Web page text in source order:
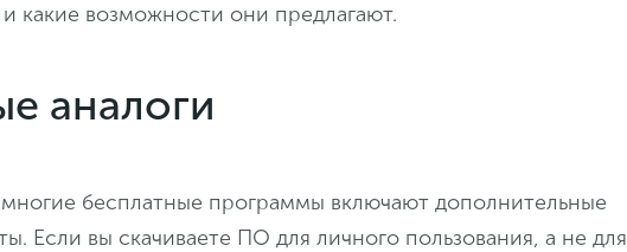
какие возможности они предлагают.
аналоги
бесплатные программы включают дополнительные
Если вы скачиваете ПО для личного пользования, а не для